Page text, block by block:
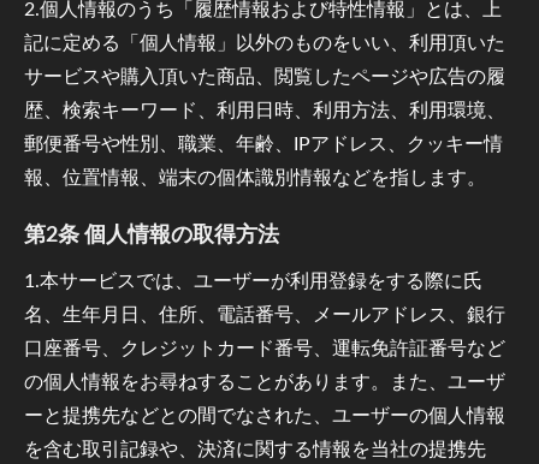
2.個人情報のうち「履歴情報および特性情報」とは、上
記に定める「個人情報」以外のものをいい、利用頂いた
サービスや購入頂いた商品、閲覧したページや広告の履
歴、検索キーワード、利用日時、利用方法、利用環境、
郵便番号や性別、職業、年齢、IPアドレス、クッキー情
報、位置情報、端末の個体識別情報などを指します。
第2条 個人情報の取得方法
1.本サービスでは、ユーザーが利用登録をする際に氏
名、生年月日、住所、電話番号、メールアドレス、銀行
口座番号、クレジットカード番号、運転免許証番号など
の個人情報をお尋ねすることがあります。また、ユーザ
ーと提携先などとの間でなされた、ユーザーの個人情報
を含む取引記録や、決済に関する情報を当社の提携先